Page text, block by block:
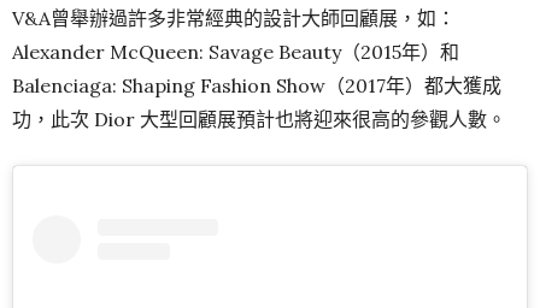
V&A曾舉辦過許多非常經典的設計大師回顧展，如：
Alexander McQueen: Savage Beauty（2015年）和
Balenciaga: Shaping Fashion Show（2017年）都大獲成
功，此次 Dior 大型回顧展預計也將迎來很高的參觀人數。